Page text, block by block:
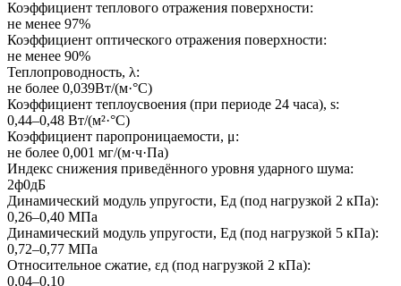
Коэффициент теплового отражения поверхности:
не менее 97%
Коэффициент оптического отражения поверхности:
не менее 90%
Теплопроводность, λ:
не более 0,039Вт/(м·°C)
Коэффициент теплоусвоения (при периоде 24 часа), s:
0,44–0,48 Вт/(м²·°C)
Коэффициент паропроницаемости, μ:
не более 0,001 мг/(м·ч·Па)
Индекс снижения приведённого уровня ударного шума:
2ф0дБ
Динамический модуль упругости, Eд (под нагрузкой 2 кПа):
0,26–0,40 МПа
Динамический модуль упругости, Eд (под нагрузкой 5 кПа):
0,72–0,77 МПа
Относительное сжатие, εд (под нагрузкой 2 кПа):
0,04–0,10